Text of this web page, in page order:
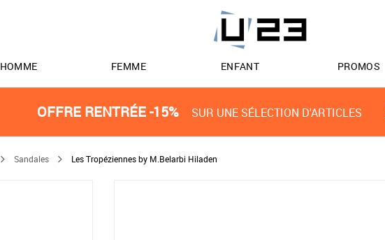
HOMME FEMME ENFANT PROMOS
OFFRE RENTRÉE -15% SUR UNE SÉLECTION D'ARTICLES
Sandales Les Tropéziennes by M.Belarbi Hiladen